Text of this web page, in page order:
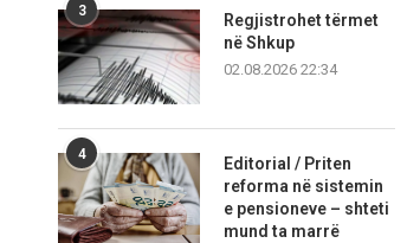
3
Regjistrohet tërmet
në Shkup
02.08.2026 22:34
4
Editorial / Priten
reforma në sistemin
e pensioneve – shteti
mund ta marrë